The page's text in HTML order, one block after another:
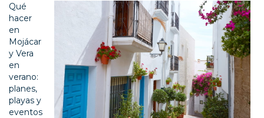
Qué
hacer
en
Mojácar
y Vera
en
verano:
planes,
playas y
eventos